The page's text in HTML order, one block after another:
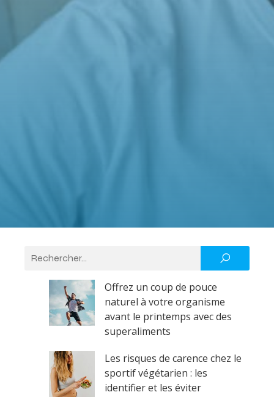
Offrez un coup de pouce
naturel à votre organisme
avant le printemps avec des
superaliments
Les risques de carence chez le
sportif végétarien : les
identifier et les éviter